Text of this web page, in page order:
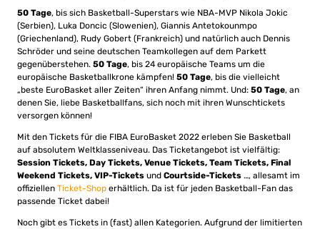
50 Tage, bis sich Basketball-Superstars wie NBA-MVP Nikola Jokic
(Serbien), Luka Doncic (Slowenien), Giannis Antetokounmpo
(Griechenland), Rudy Gobert (Frankreich) und natürlich auch Dennis
Schröder und seine deutschen Teamkollegen auf dem Parkett
gegenüberstehen. 50 Tage, bis 24 europäische Teams um die
europäische Basketballkrone kämpfen! 50 Tage, bis die vielleicht
„beste EuroBasket aller Zeiten“ ihren Anfang nimmt. Und: 50 Tage, an
denen Sie, liebe Basketballfans, sich noch mit ihren Wunschtickets
versorgen können!
Mit den Tickets für die FIBA EuroBasket 2022 erleben Sie Basketball
auf absolutem Weltklasseniveau. Das Ticketangebot ist vielfältig:
Session Tickets, Day Tickets, Venue Tickets, Team Tickets, Final
Weekend Tickets, VIP-Tickets und Courtside-Tickets …, allesamt im
offiziellen Ticket-Shop erhältlich. Da ist für jeden Basketball-Fan das
passende Ticket dabei!
Noch gibt es Tickets in (fast) allen Kategorien. Aufgrund der limitierten